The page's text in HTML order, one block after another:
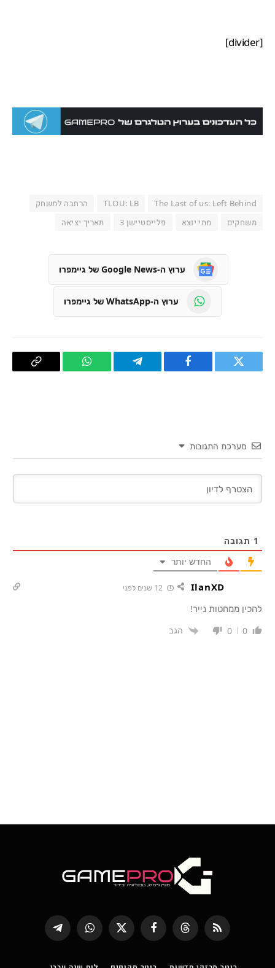
[divider]
The Last of us: Left Behind
TLOU: LB
הרחבה למשחק
משחקים
מתי יוצא פלייסטיישן 3 תאריך יציאה
ערוץ ה-Google News של גיימפרו
ערוץ ה-WhatsApp של גיימפרו
טוויטר פייסבוק Telegram
WhatsApp העתק
מערכת התגובות
1 תגובה
החדש יותר
IlanXD
להכין ממחטות נייר!
0
0 הגב
RSS
Threads פייסבוק
X
(טוויטר)
WhatsApp
Telegram